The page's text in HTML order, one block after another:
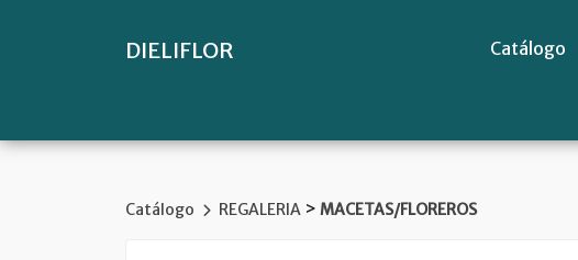
DIELIFLOR Catálogo
Catálogo REGALERIA > MACETAS/FLOREROS